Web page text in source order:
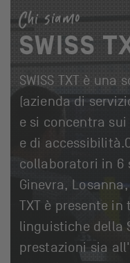
Chi siamo
SWISS
SWISS TXT è
(azienda di
e si concentra
e di
collaboratori in 6
Ginevra,
TXT è presente
linguistiche della
prestazioni sia